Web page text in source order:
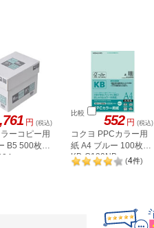
円 (税込)
ーコピー用
B5 500枚×5
比較 552 円 (税込)
コクヨ PPCカラー用
紙 A4 ブルー 100枚入
KB-C139NB
(4件)